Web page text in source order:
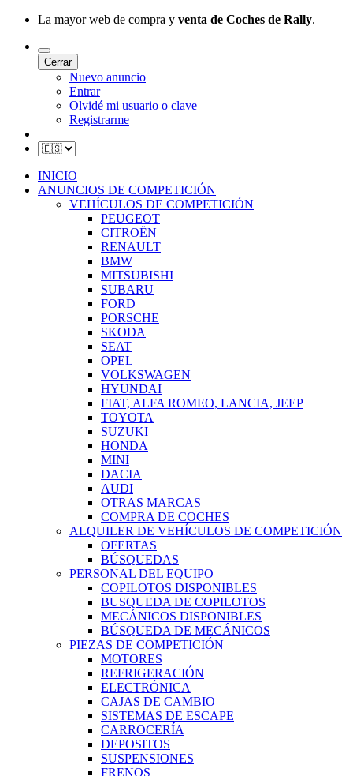
La mayor web de compra y venta de Coches de Rally.
Cerrar
Nuevo anuncio
Entrar
Olvidé mi usuario o clave
Registrarme
INICIO
ANUNCIOS DE COMPETICIÓN
VEHÍCULOS DE COMPETICIÓN
PEUGEOT
CITROËN
RENAULT
BMW
MITSUBISHI
SUBARU
FORD
PORSCHE
SKODA
SEAT
OPEL
VOLKSWAGEN
HYUNDAI
FIAT, ALFA ROMEO, LANCIA, JEEP
TOYOTA
SUZUKI
HONDA
MINI
DACIA
AUDI
OTRAS MARCAS
COMPRA DE COCHES
ALQUILER DE VEHÍCULOS DE COMPETICIÓN
OFERTAS
BÚSQUEDAS
PERSONAL DEL EQUIPO
COPILOTOS DISPONIBLES
BUSQUEDA DE COPILOTOS
MECÁNICOS DISPONIBLES
BÚSQUEDA DE MECÁNICOS
PIEZAS DE COMPETICIÓN
MOTORES
REFRIGERACIÓN
ELECTRÓNICA
CAJAS DE CAMBIO
SISTEMAS DE ESCAPE
CARROCERÍA
DEPOSITOS
SUSPENSIONES
FRENOS